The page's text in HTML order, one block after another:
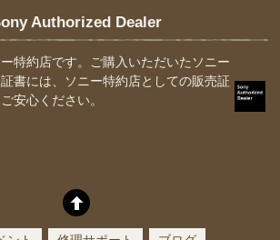
Authorized Dealer
特約店です。ご購入いただいたソニー
書には、ソニー特約店としての販売証
安心ください。